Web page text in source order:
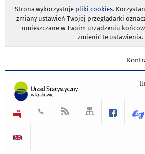
Strona wykorzystuje pliki cookies.
zmiany ustawień Twojej przeglądarki
umieszczane w Twoim urządzeniu
zmienić te ustawienia.